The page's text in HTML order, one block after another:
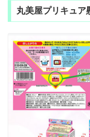
丸美屋プリキュア